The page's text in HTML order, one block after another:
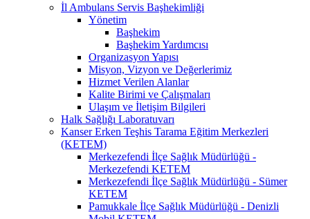
İl Ambulans Servis Başhekimliği
Yönetim
Başhekim
Başhekim Yardımcısı
Organizasyon Yapısı
Misyon, Vizyon ve Değerlerimiz
Hizmet Verilen Alanlar
Kalite Birimi ve Çalışmaları
Ulaşım ve İletişim Bilgileri
Halk Sağlığı Laboratuvarı
Kanser Erken Teşhis Tarama Eğitim Merkezleri
(KETEM)
Merkezefendi İlçe Sağlık Müdürlüğü -
Merkezefendi KETEM
Merkezefendi İlçe Sağlık Müdürlüğü - Sümer
KETEM
Pamukkale İlçe Sağlık Müdürlüğü - Denizli